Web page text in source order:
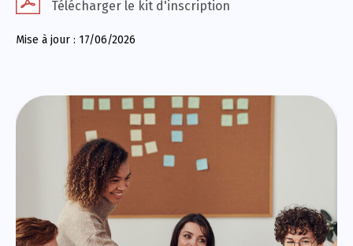
Télécharger le kit d'inscription
Mise à jour : 17/06/2026